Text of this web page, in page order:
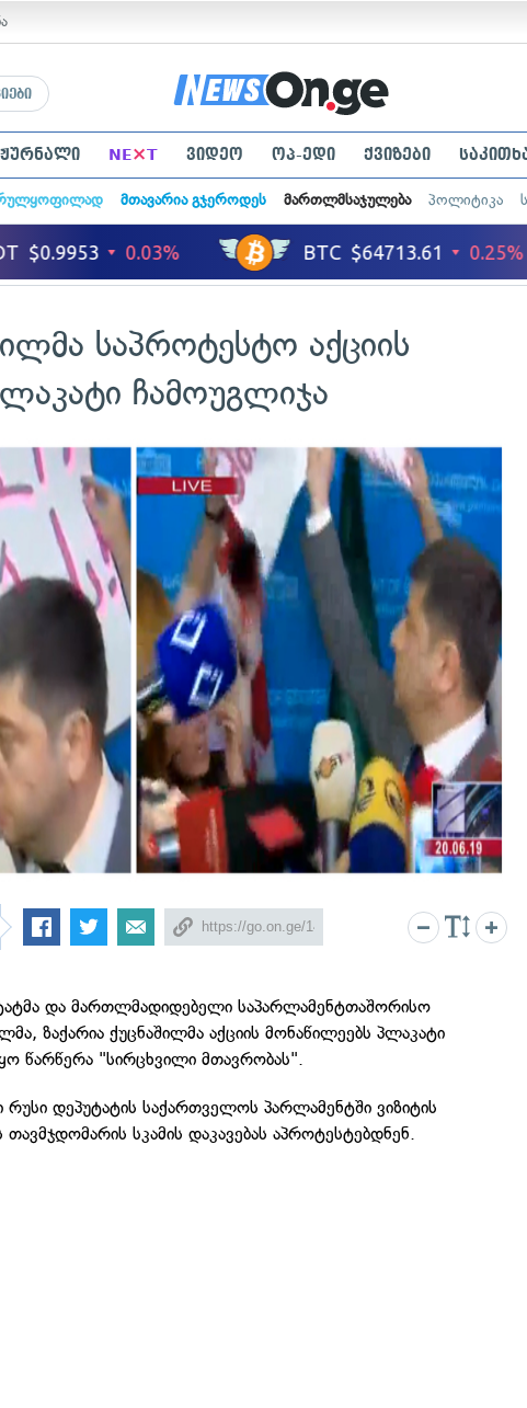
ჟურნალი NE×T ვიდეო ოპ-ედი ქვიზები
მთავარია გჯეროდეს მართლმსაჯულება პოლიტიკა
საპროტესტო აქციის
ჩამოუგლიჯა
და მართლმადიდებელი საპარლამენტთაშორისო
ზაქარია ქუცნაშილმა აქციის მონაწილეებს პლაკატი
წარწერა "სირცხვილი მთავრობას".
რუსი დეპუტატის საქართველოს პარლამენტში ვიზიტის
სკამის დაკავებას აპროტესტებდნენ.